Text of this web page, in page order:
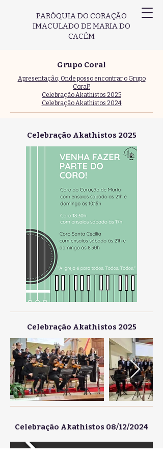
PARÓQUIA DO CORAÇÃO
IMACULADO DE MARIA DO
CACÉM
Grupo Coral
Apresentação; Onde posso encontrar o Grupo
Coral?
Celebração Akathistos 2025
Celebração Akathistos 2024
Celebração Akathistos 2025
Celebração Akathistos 2025
Celebração Akathistos 08/12/2024